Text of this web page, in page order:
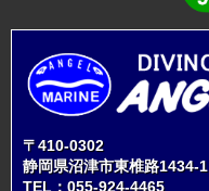
〒410-0302
静岡県沼津市東椎路1434-1
TEL： 055-924-4465